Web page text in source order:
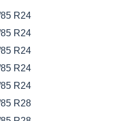
R24
R24
R24
R24
R24
R28